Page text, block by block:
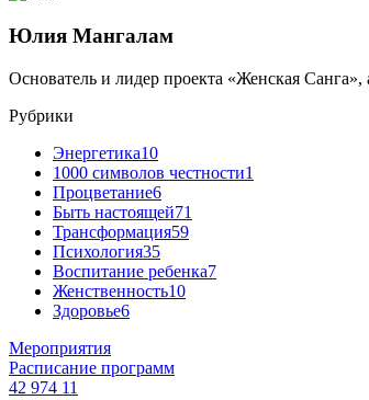
Юлия Мангалам
Основатель и лидер проекта «Женская Санга»,
Рубрики
Энергетика10
1000 символов честности1
Процветание6
Быть настоящей71
Трансформация59
Психология35
Воспитание ребенка7
Женственность10
Здоровье6
Мероприятия
Расписание программ
42 974 11